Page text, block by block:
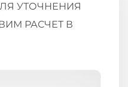
УТОЧНЕНИЯ
РАСЧЕТ В